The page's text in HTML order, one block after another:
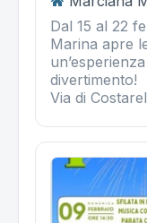
Dal 15 al 22
Marina apre
divertimento!
Via di